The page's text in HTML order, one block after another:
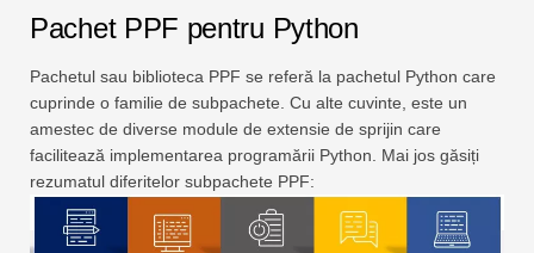
Pachet PPF pentru Python
Pachetul sau biblioteca PPF se referă la pachetul Python care
cuprinde o familie de subpachete. Cu alte cuvinte, este un
amestec de diverse module de extensie de sprijin care
facilitează implementarea programării Python. Mai jos găsiți
rezumatul diferitelor subpachete PPF: